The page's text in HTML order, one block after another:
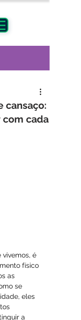
cansaço:
cada
é
físico
as
se
eles
a